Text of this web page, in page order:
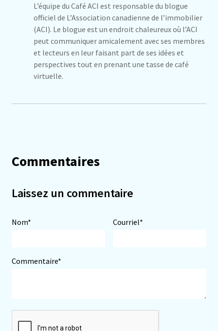
L’équipe du Café ACI est responsable du blogue
officiel de L’Association canadienne de l’immobilier
(ACI). Le blogue est un endroit chaleureux où l’ACI
peut communiquer amicalement avec ses membres
et lecteurs en leur faisant part de ses idées et
perspectives tout en prenant une tasse de café
virtuelle.
Commentaires
Laissez un commentaire
Nom* Courriel*
Commentaire*